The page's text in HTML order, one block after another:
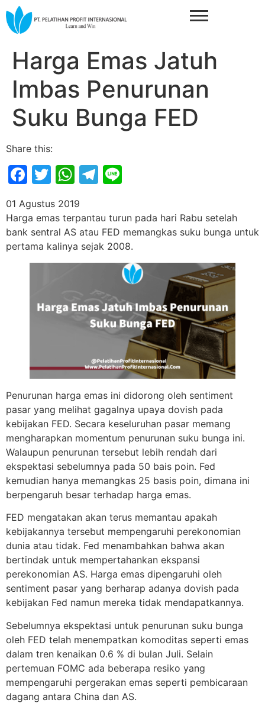
Harga Emas Jatuh
Imbas Penurunan
Suku Bunga FED
Share this:
Facebook
Twitter
WhatsApp
Telegram
01 Agustus 2019
Harga emas terpantau turun pada hari Rabu setelah
bank sentral AS atau FED memangkas suku bunga untuk
pertama kalinya sejak 2008.
Penurunan harga emas ini didorong oleh sentiment
pasar yang melihat gagalnya upaya dovish pada
kebijakan FED. Secara keseluruhan pasar memang
mengharapkan momentum penurunan suku bunga ini.
Walaupun penurunan tersebut lebih rendah dari
ekspektasi sebelumnya pada 50 bais poin. Fed
kemudian hanya memangkas 25 basis poin, dimana ini
berpengaruh besar terhadap harga emas.
FED mengatakan akan terus memantau apakah
kebijakannya tersebut mempengaruhi perekonomian
dunia atau tidak. Fed menambahkan bahwa akan
bertindak untuk mempertahankan ekspansi
perekonomian AS. Harga emas dipengaruhi oleh
sentiment pasar yang berharap adanya dovish pada
kebijakan Fed namun mereka tidak mendapatkannya.
Sebelumnya ekspektasi untuk penurunan suku bunga
oleh FED telah menempatkan komoditas seperti emas
dalam tren kenaikan 0.6 % di bulan Juli. Selain
pertemuan FOMC ada beberapa resiko yang
mempengaruhi pergerakan emas seperti pembicaraan
dagang antara China dan AS.